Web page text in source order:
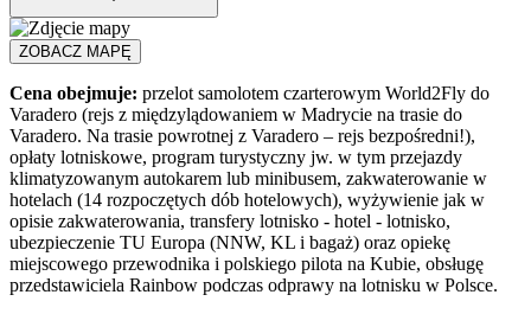
ZOBACZ MAPĘ
Cena obejmuje: przelot samolotem czarterowym World2Fly do
Varadero (rejs z międzylądowaniem w Madrycie na trasie do
Varadero. Na trasie powrotnej z Varadero – rejs bezpośredni!),
opłaty lotniskowe, program turystyczny jw. w tym przejazdy
klimatyzowanym autokarem lub minibusem, zakwaterowanie w
hotelach (14 rozpoczętych dób hotelowych), wyżywienie jak w
opisie zakwaterowania, transfery lotnisko - hotel - lotnisko,
ubezpieczenie TU Europa (NNW, KL i bagaż) oraz opiekę
miejscowego przewodnika i polskiego pilota na Kubie, obsługę
przedstawiciela Rainbow podczas odprawy na lotnisku w Polsce.